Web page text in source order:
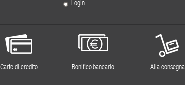
Login
Carte di credito Bonifico bancario Alla consegna